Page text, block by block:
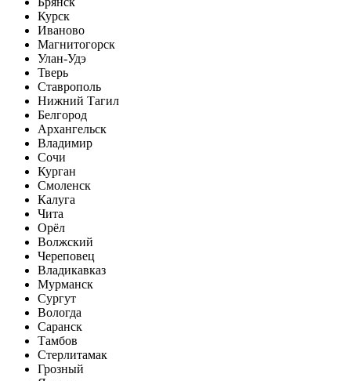
Курск
Иваново
Магнитогорск
Улан-Удэ
Тверь
Ставрополь
Нижний Тагил
Белгород
Архангельск
Владимир
Сочи
Курган
Смоленск
Калуга
Чита
Орёл
Волжский
Череповец
Владикавказ
Мурманск
Сургут
Вологда
Саранск
Тамбов
Стерлитамак
Грозный